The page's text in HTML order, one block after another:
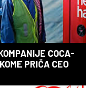
COCA-
PRIČA CEO